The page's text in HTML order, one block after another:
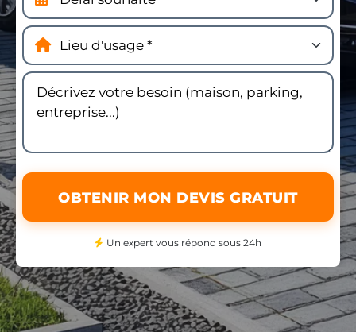
OBTENIR MON DEVIS GRATUIT
Un expert vous répond sous 24h